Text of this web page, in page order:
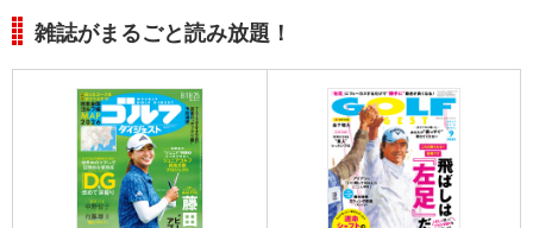
雑誌がまるごと読み放題！